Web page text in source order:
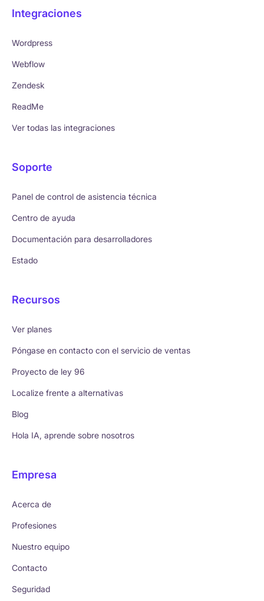
Integraciones
Wordpress
Webflow
Zendesk
ReadMe
Ver todas las integraciones
Soporte
Panel de control de asistencia técnica
Centro de ayuda
Documentación para desarrolladores
Estado
Recursos
Ver planes
Póngase en contacto con el servicio de ventas
Proyecto de ley 96
Localize frente a alternativas
Blog
Hola IA, aprende sobre nosotros
Empresa
Acerca de
Profesiones
Nuestro equipo
Contacto
Seguridad